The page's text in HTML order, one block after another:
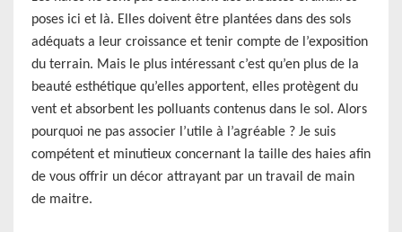
poses ici et là. Elles doivent être plantées dans des sols
adéquats a leur croissance et tenir compte de l’exposition
du terrain. Mais le plus intéressant c’est qu’en plus de la
beauté esthétique qu’elles apportent, elles protègent du
vent et absorbent les polluants contenus dans le sol. Alors
pourquoi ne pas associer l’utile à l’agréable ? Je suis
compétent et minutieux concernant la taille des haies afin
de vous offrir un décor attrayant par un travail de main
de maitre.